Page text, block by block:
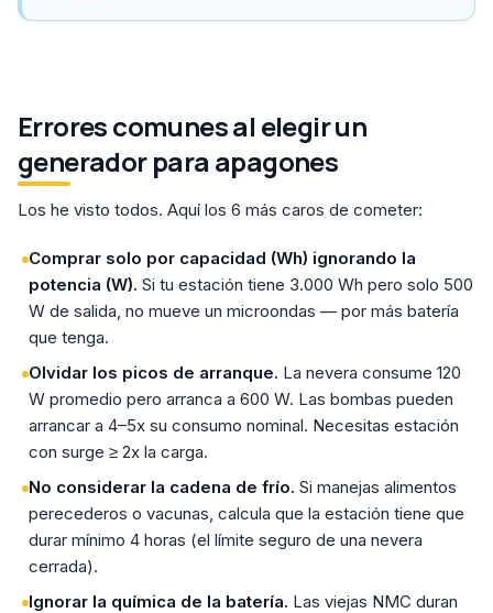
Errores comunes al elegir un
generador para apagones
Los he visto todos. Aquí los 6 más caros de cometer:
Comprar solo por capacidad (Wh) ignorando la
potencia (W). Si tu estación tiene 3.000 Wh pero solo 500
W de salida, no mueve un microondas — por más batería
que tenga.
Olvidar los picos de arranque. La nevera consume 120
W promedio pero arranca a 600 W. Las bombas pueden
arrancar a 4–5x su consumo nominal. Necesitas estación
con surge ≥ 2x la carga.
No considerar la cadena de frío. Si manejas alimentos
perecederos o vacunas, calcula que la estación tiene que
durar mínimo 4 horas (el límite seguro de una nevera
cerrada).
Ignorar la química de la batería. Las viejas NMC duran